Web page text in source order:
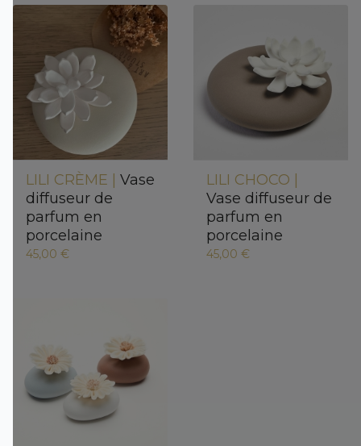
LILI CRÈME | Vase
diffuseur de
parfum en
porcelaine
45,00 €
LILI CHOCO |
Vase diffuseur de
parfum en
porcelaine
45,00 €